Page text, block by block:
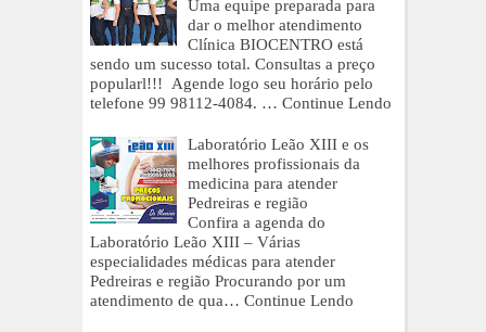
Uma equipe preparada para
dar o melhor atendimento
Clínica BIOCENTRO está
sendo um sucesso total. Consultas a preço
popularl!!! Agende logo seu horário pelo
telefone 99 98112-4084. … Continue Lendo
Laboratório Leão XIII e os
melhores profissionais da
medicina para atender
Pedreiras e região
Confira a agenda do
Laboratório Leão XIII – Várias
especialidades médicas para atender
Pedreiras e região Procurando por um
atendimento de qua… Continue Lendo